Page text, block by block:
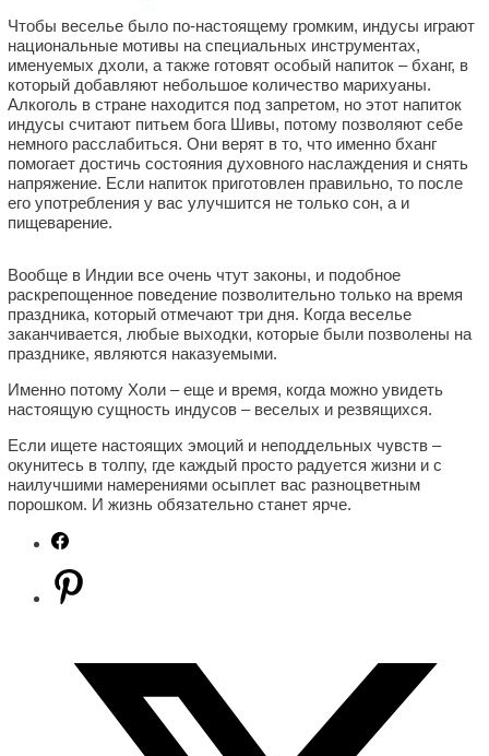
Чтобы веселье было по-настоящему громким, индусы играют
национальные мотивы на специальных инструментах,
именуемых дхоли, а также готовят особый напиток – бханг, в
который добавляют небольшое количество марихуаны.
Алкоголь в стране находится под запретом, но этот напиток
индусы считают питьем бога Шивы, потому позволяют себе
немного расслабиться. Они верят в то, что именно бханг
помогает достичь состояния духовного наслаждения и снять
напряжение. Если напиток приготовлен правильно, то после
его употребления у вас улучшится не только сон, а и
пищеварение.
Вообще в Индии все очень чтут законы, и подобное
раскрепощенное поведение позволительно только на время
праздника, который отмечают три дня. Когда веселье
заканчивается, любые выходки, которые были позволены на
празднике, являются наказуемыми.
Именно потому Холи – еще и время, когда можно увидеть
настоящую сущность индусов – веселых и резвящихся.
Если ищете настоящих эмоций и неподдельных чувств –
окунитесь в толпу, где каждый просто радуется жизни и с
наилучшими намерениями осыплет вас разноцветным
порошком. И жизнь обязательно станет ярче.